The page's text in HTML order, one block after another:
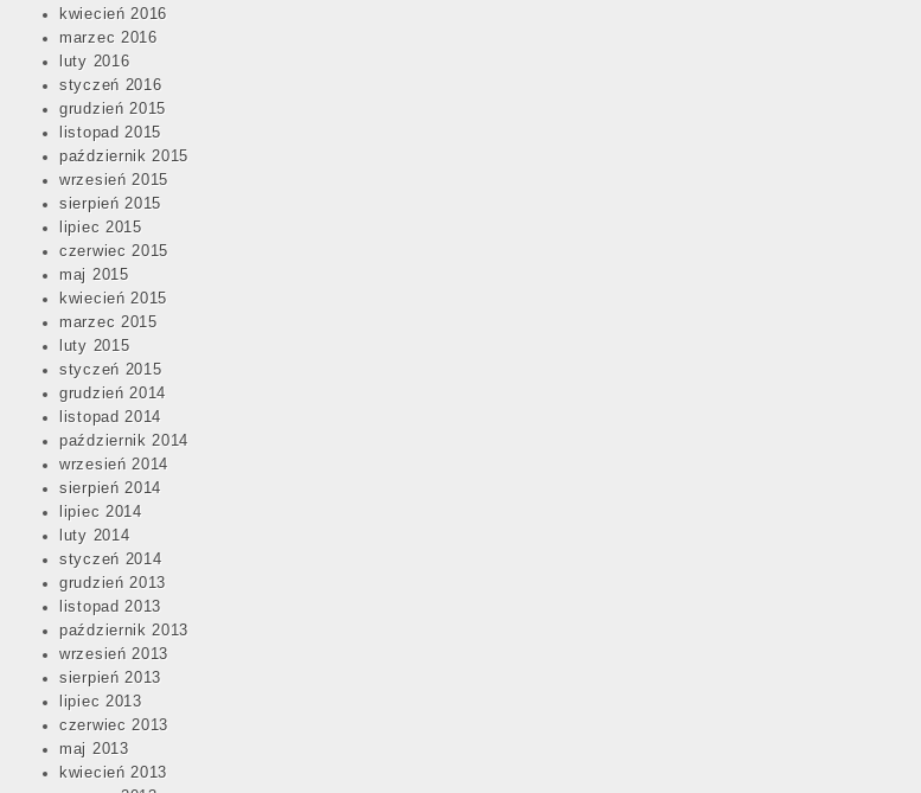
kwiecień 2016
marzec 2016
luty 2016
styczeń 2016
grudzień 2015
listopad 2015
październik 2015
wrzesień 2015
sierpień 2015
lipiec 2015
czerwiec 2015
maj 2015
kwiecień 2015
marzec 2015
luty 2015
styczeń 2015
grudzień 2014
listopad 2014
październik 2014
wrzesień 2014
sierpień 2014
lipiec 2014
luty 2014
styczeń 2014
grudzień 2013
listopad 2013
październik 2013
wrzesień 2013
sierpień 2013
lipiec 2013
czerwiec 2013
maj 2013
kwiecień 2013